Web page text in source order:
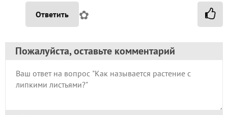
Ответить ✿
Пожалуйста, оставьте комментарий